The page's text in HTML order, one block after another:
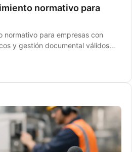
normativo para
normativo para empresas con
y gestión documental válidos